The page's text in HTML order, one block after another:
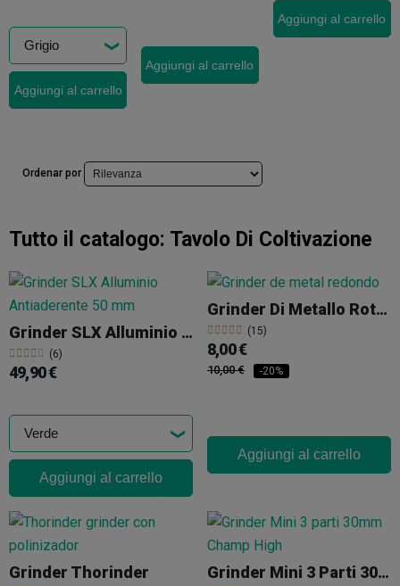
Aggiungi al carrello
Aggiungi al carrello
Aggiungi al carrello
Ordenar por
Tutto il catalogo: Tavolo Di Coltivazione
Grinder SLX Alluminio Antiaderente 50 Mm
(6)
49,90 €
Aggiungi al carrello
Grinder Di Metallo Rotondo
(15)
8,00 €
10,00 € -20%
Aggiungi al carrello
Grinder Thorinder Grinder Mini 3 Parti 30mm Champ High